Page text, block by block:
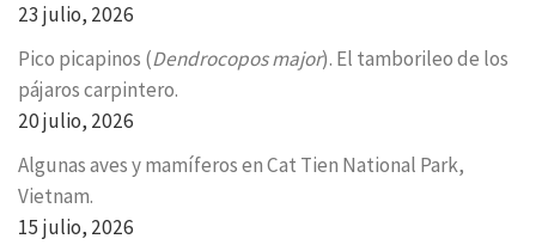
23 julio, 2026
Pico picapinos (Dendrocopos major). El tamborileo de los
pájaros carpintero.
20 julio, 2026
Algunas aves y mamíferos en Cat Tien National Park,
Vietnam.
15 julio, 2026